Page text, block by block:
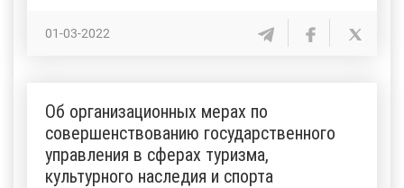
01-03-2022
Об организационных мерах по
совершенствованию государственного
управления в сферах туризма,
культурного наследия и спорта